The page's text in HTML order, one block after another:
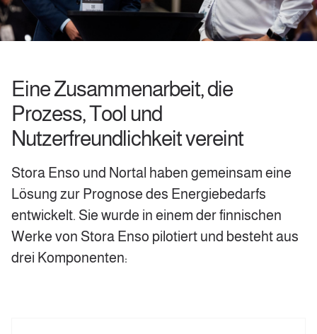
Eine Zusammenarbeit, die
Prozess, Tool und
Nutzerfreundlichkeit vereint
Stora Enso und Nortal haben gemeinsam eine
Lösung zur Prognose des Energiebedarfs
entwickelt. Sie wurde in einem der finnischen
Werke von Stora Enso pilotiert und besteht aus
drei Komponenten: